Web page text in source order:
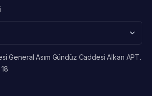
General Asım Gündüz Caddesi Alkan APT.